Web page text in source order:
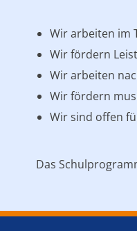
Wir arbeiten im
Wir fördern
Wir arbeiten
Wir fördern
Wir sind offen
Das